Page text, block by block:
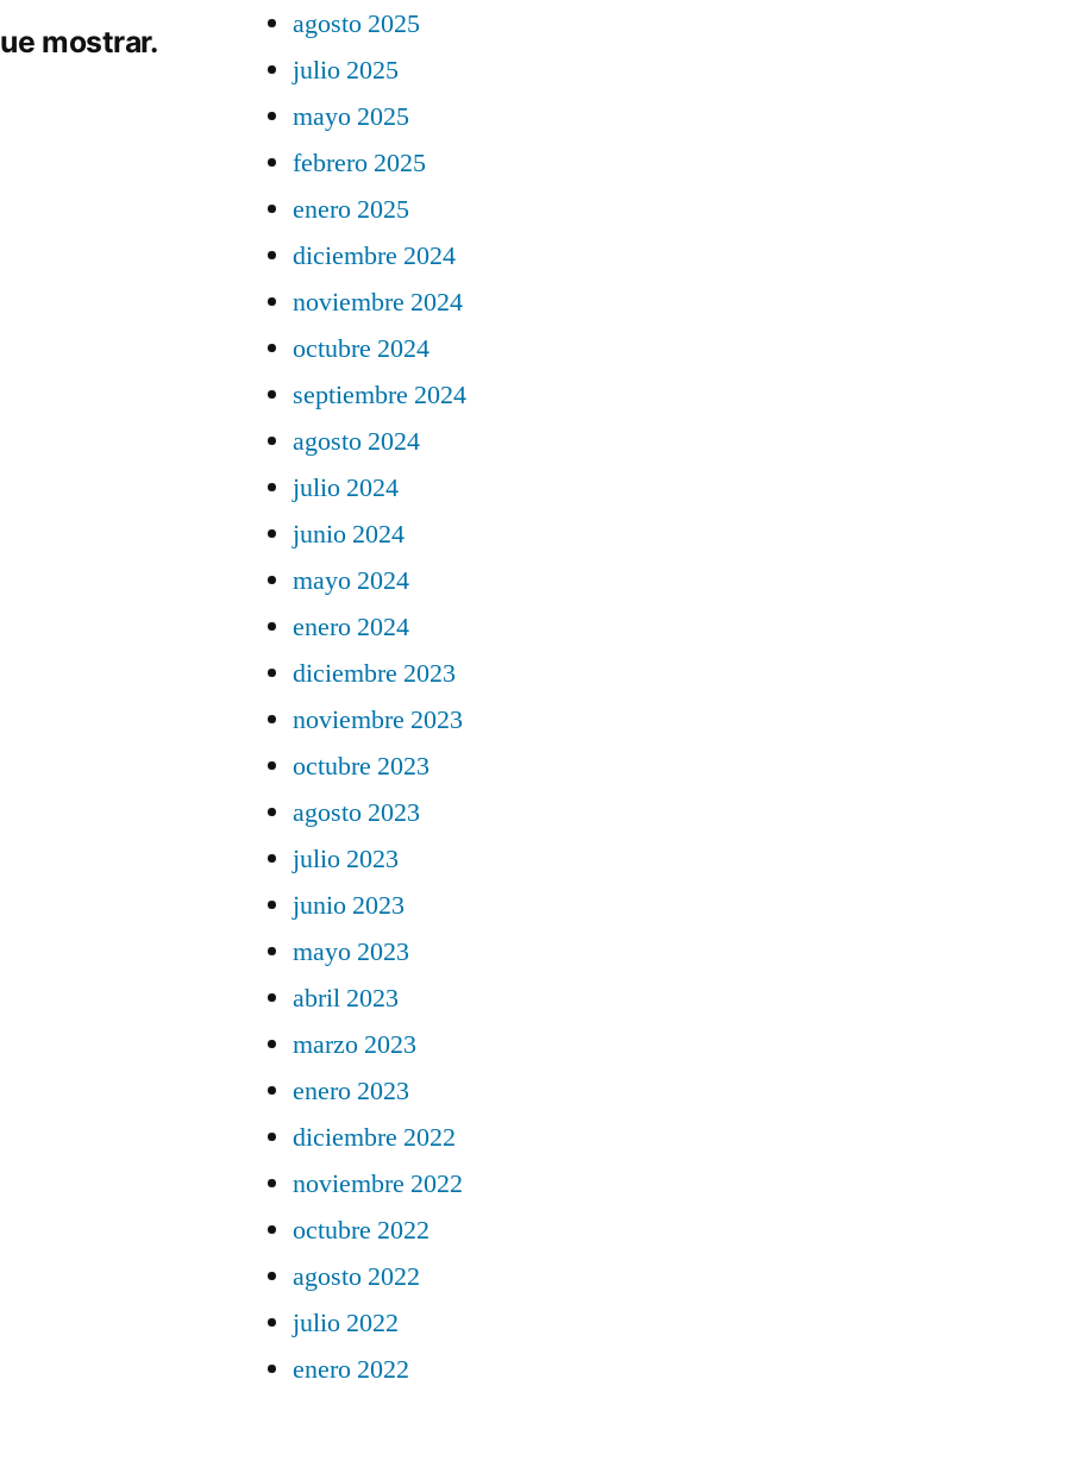
mostrar.
agosto 2025
julio 2025
mayo 2025
febrero 2025
enero 2025
diciembre 2024
noviembre 2024
octubre 2024
septiembre 2024
agosto 2024
julio 2024
junio 2024
mayo 2024
enero 2024
diciembre 2023
noviembre 2023
octubre 2023
agosto 2023
julio 2023
junio 2023
mayo 2023
abril 2023
marzo 2023
enero 2023
diciembre 2022
noviembre 2022
octubre 2022
agosto 2022
julio 2022
enero 2022